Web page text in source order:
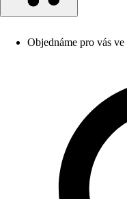
Objednáme pro vás